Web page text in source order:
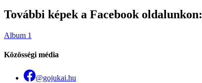
További képek a Facebook oldalunkon:
Album 1
Közösségi média
@gojukai.hu